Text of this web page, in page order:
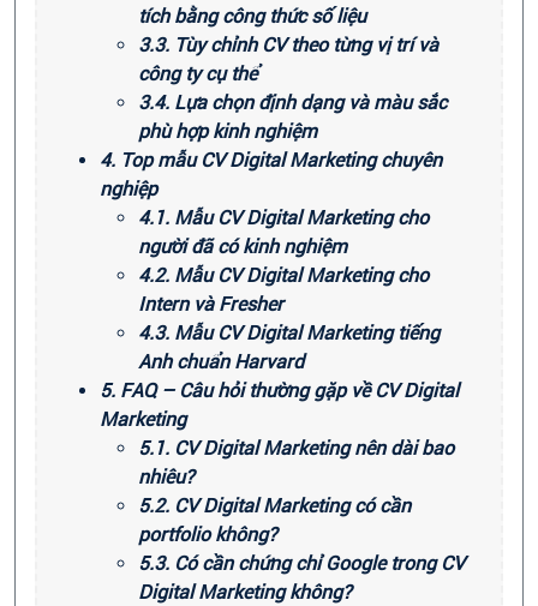
tích bằng công thức số liệu
3.3. Tùy chỉnh CV theo từng vị trí và
công ty cụ thể
3.4. Lựa chọn định dạng và màu sắc
phù hợp kinh nghiệm
4. Top mẫu CV Digital Marketing chuyên
nghiệp
4.1. Mẫu CV Digital Marketing cho
người đã có kinh nghiệm
4.2. Mẫu CV Digital Marketing cho
Intern và Fresher
4.3. Mẫu CV Digital Marketing tiếng
Anh chuẩn Harvard
5. FAQ – Câu hỏi thường gặp về CV Digital
Marketing
5.1. CV Digital Marketing nên dài bao
nhiêu?
5.2. CV Digital Marketing có cần
portfolio không?
5.3. Có cần chứng chỉ Google trong CV
Digital Marketing không?